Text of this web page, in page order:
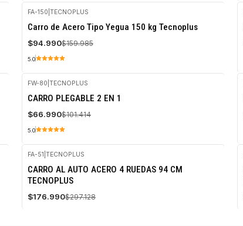
-41%
OFF
FA-150 |TECNOPLUS
Carro de Acero Tipo Yegua 150 kg Tecnoplus
$94.990$159.985
5.0
-34%
OFF
FW-80 |TECNOPLUS
CARRO PLEGABLE 2 EN 1
$66.990$101.414
5.0
-40%
OFF
FA-51 |TECNOPLUS
CARRO AL AUTO ACERO 4 RUEDAS 94 CM
TECNOPLUS
$176.990$297.128